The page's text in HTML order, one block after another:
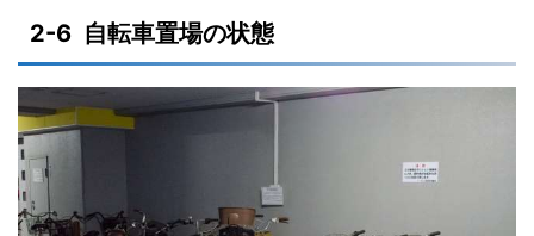
2-6 自転車置場の状態